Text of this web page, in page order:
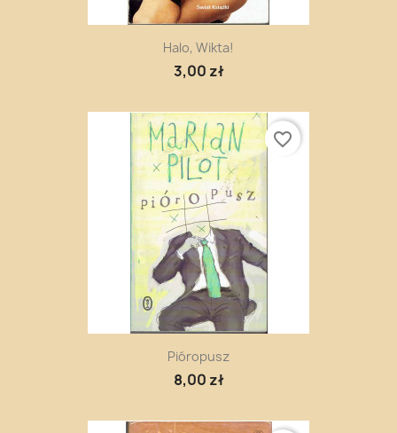
Halo, Wikta!
3,00 zł
Pióropusz
8,00 zł
favorite_border